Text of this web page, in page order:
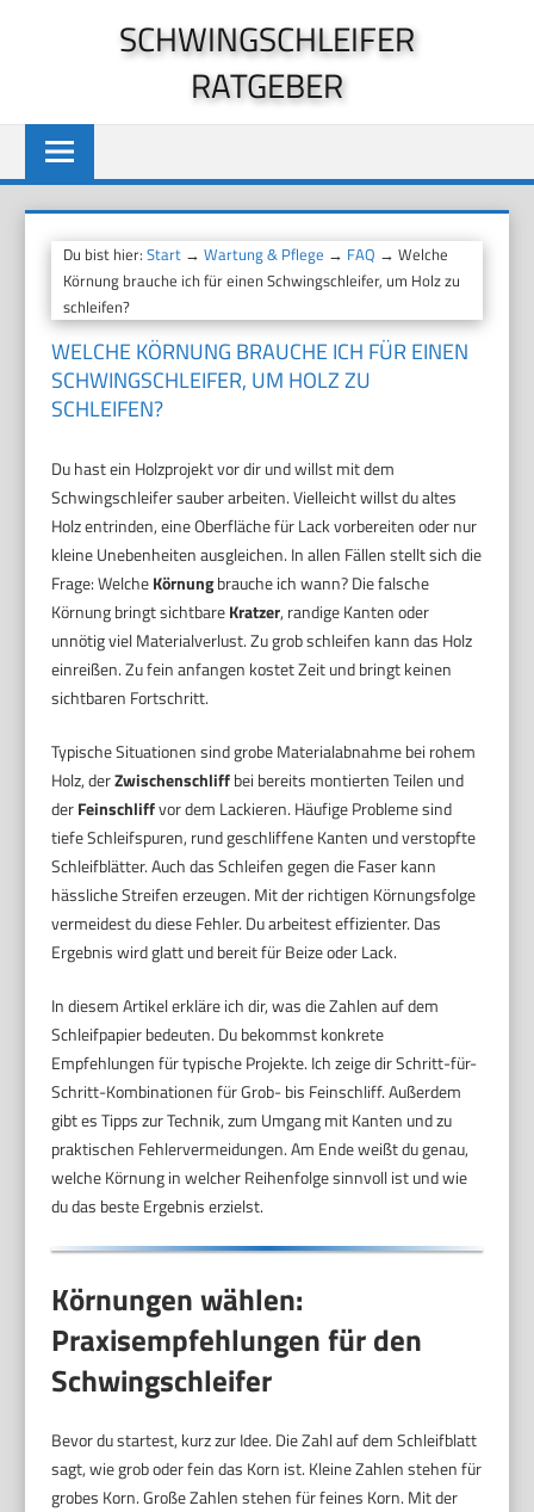
SCHWINGSCHLEIFER
RATGEBER
Du bist hier:Start →Wartung & Pflege → FAQ → Welche
Körnung brauche ich für einen Schwingschleifer, um Holz zu
schleifen?
WELCHE KÖRNUNG BRAUCHE ICH FÜR EINEN
SCHWINGSCHLEIFER, UM HOLZ ZU
SCHLEIFEN?
Du hast ein Holzprojekt vor dir und willst mit dem
Schwingschleifer sauber arbeiten. Vielleicht willst du altes
Holz entrinden, eine Oberfläche für Lack vorbereiten oder nur
kleine Unebenheiten ausgleichen. In allen Fällen stellt sich die
Frage: WelcheKörnungbrauche ich wann? Die falsche
Körnung bringt sichtbareKratzer, randige Kanten oder
unnötig viel Materialverlust. Zu grob schleifen kann das Holz
einreißen. Zu fein anfangen kostet Zeit und bringt keinen
sichtbaren Fortschritt.
Typische Situationen sind grobe Materialabnahme bei rohem
Holz, derZwischenschliffbei bereits montierten Teilen und
derFeinschliffvor dem Lackieren. Häufige Probleme sind
tiefe Schleifspuren, rund geschliffene Kanten und verstopfte
Schleifblätter. Auch das Schleifen gegen die Faser kann
hässliche Streifen erzeugen. Mit der richtigen Körnungsfolge
vermeidest du diese Fehler. Du arbeitest effizienter. Das
Ergebnis wird glatt und bereit für Beize oder Lack.
In diesem Artikel erkläre ich dir, was die Zahlen auf dem
Schleifpapier bedeuten. Du bekommst konkrete
Empfehlungen für typische Projekte. Ich zeige dir Schritt-für-
Schritt-Kombinationen für Grob- bis Feinschliff. Außerdem
gibt es Tipps zur Technik, zum Umgang mit Kanten und zu
praktischen Fehlervermeidungen. Am Ende weißt du genau,
welche Körnung in welcher Reihenfolge sinnvoll ist und wie
du das beste Ergebnis erzielst.
Körnungen wählen:
Praxisempfehlungen für den
Schwingschleifer
Bevor du startest, kurz zur Idee. Die Zahl auf dem Schleifblatt
sagt, wie grob oder fein das Korn ist. Kleine Zahlen stehen für
grobes Korn. Große Zahlen stehen für feines Korn. Mit der